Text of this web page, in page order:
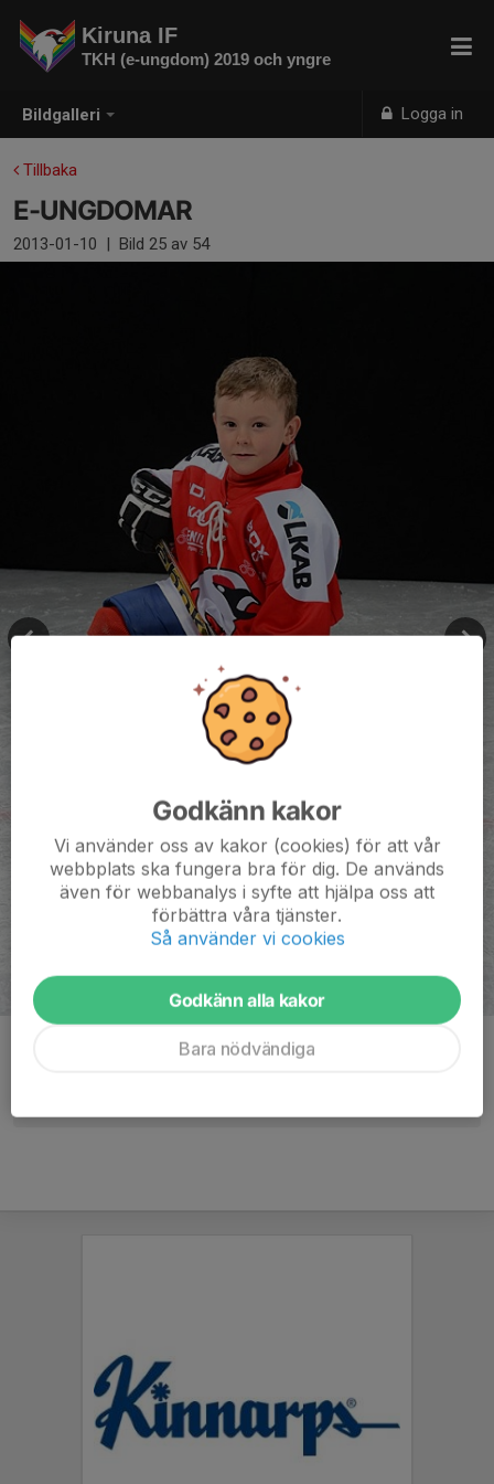
Bildgalleri Logga in
Kiruna IF
TKH (e-ungdom) 2019 och yngre
Tillbaka
E-UNGDOMAR
2013-01-10 | Bild 25 av 54
Godkänn kakor
Vi använder oss av kakor (cookies) för att vår
webbplats ska fungera bra för dig. De används
även för webbanalys i syfte att hjälpa oss att
förbättra våra tjänster.
Så använder vi cookies
Godkänn alla kakor
Bara nödvändiga